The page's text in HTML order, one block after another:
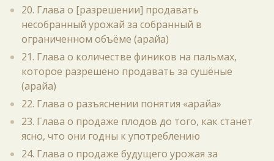
20. Глава о [разрешении] продавать
несобранный урожай за собранный в
ограниченном объёме (арайа)
21. Глава о количестве фиников на пальмах,
которое разрешено продавать за сушёные
(арайа)
22. Глава о разъяснении понятия «арайа»
23. Глава о продаже плодов до того, как станет
ясно, что они годны к употреблению
24. Глава о продаже будущего урожая за